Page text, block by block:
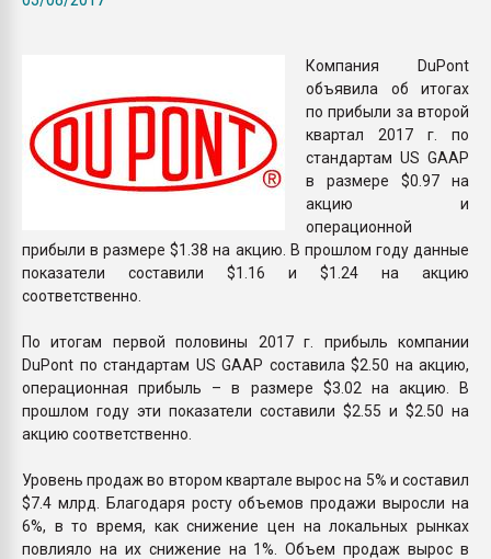
ПЕРЕЙТИ НА
Компания DuPont
объявила об итогах
по прибыли за второй
квартал 2017 г. по
стандартам US GAAP
в размере $0.97 на
акцию и
операционной
прибыли в размере $1.38 на акцию. В прошлом году данные
показатели составили $1.16 и $1.24 на акцию
соответственно.
По итогам первой половины 2017 г. прибыль компании
DuPont по стандартам US GAAP составила $2.50 на акцию,
операционная прибыль – в размере $3.02 на акцию. В
прошлом году эти показатели составили $2.55 и $2.50 на
акцию соответственно.
Уровень продаж во втором квартале вырос на 5% и составил
$7.4 млрд. Благодаря росту объемов продажи выросли на
6%, в то время, как снижение цен на локальных рынках
повлияло на их снижение на 1%. Объем продаж вырос в